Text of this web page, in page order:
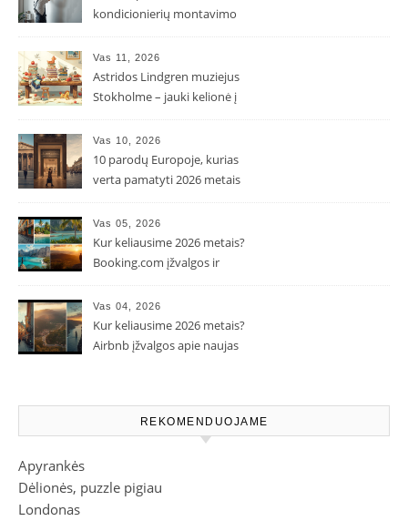
kondicionierių montavimo
Vas 11, 2026
Astridos Lindgren muziejus
Stokholme – jauki kelionė į
Vas 10, 2026
10 parodų Europoje, kurias
verta pamatyti 2026 metais
Vas 05, 2026
Kur keliausime 2026 metais?
Booking.com įžvalgos ir
Vas 04, 2026
Kur keliausime 2026 metais?
Airbnb įžvalgos apie naujas
REKOMENDUOJAME
Apyrankės
Dėlionės, puzzle pigiau
Londonas